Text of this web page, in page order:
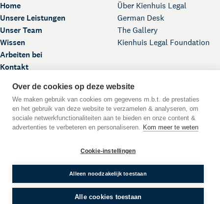
Sprache:DEENNL
Home
Unsere Leistungen
Unser Team
Wissen
Arbeiten bei
Kontakt
Über Kienhuis Legal
German Desk
The Gallery
Kienhuis Legal Foundation
Allgemeine GeschäftsbedingungenImpressum
DatenschutzerklärungWWFTDisclaimerCookie-Erklärung
Over de cookies op deze website
We maken gebruik van cookies om gegevens m.b.t. de prestaties
en het gebruik van deze website te verzamelen & analyseren, om
sociale netwerkfunctionaliteiten aan te bieden en onze content &
advertenties te verbeteren en personaliseren. Kom meer te weten
Cookie-instellingen
Alleen noodzakelijk toestaan
Alle cookies toestaan